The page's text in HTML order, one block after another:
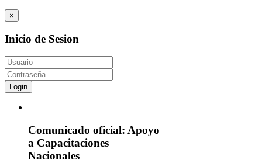
×
Inicio de Sesion
Login
Comunicado oficial: Apoyo
a Capacitaciones
Nacionales